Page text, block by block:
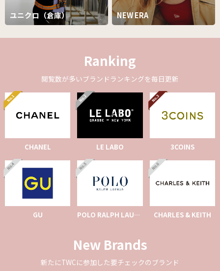
ユニクロ（倉庫） NEW ERA
Ranking
閲覧数が多いブランドランキングを毎日更新
CHANEL LE LABO 3COINS
GU POLO RALPH LAUREN CHARLES & KEITH
New Brands
新たにTWCに参加した要チェックのブランド